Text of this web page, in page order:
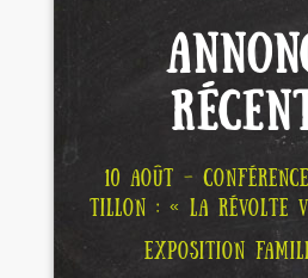
10 AOÛT –
TILLON : « LA RÉVOLTE
EXPOSITION